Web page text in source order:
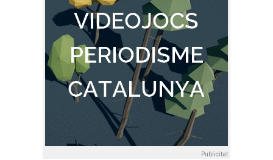
Publicitat